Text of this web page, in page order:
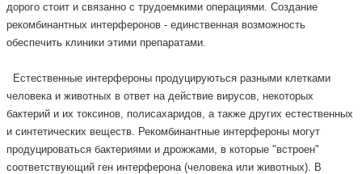
дорого стоит и связанно с трудоемкими операциями. Создание
рекомбинантных интерферонов - единственная возможность
обеспечить клиники этими препаратами.
Естественные интерфероны продуцируються разными клетками
человека и животных в ответ на действие вирусов, некоторых
бактерий и их токсинов, полисахаридов, а также других естественных
и синтетических веществ. Рекомбинантные интерфероны могут
продуцироваться бактериями и дрожжами, в которые "встроен"
соответствующий ген интерферона (человека или животных). В